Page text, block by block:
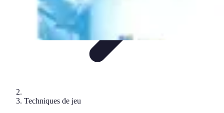
Techniques de jeu